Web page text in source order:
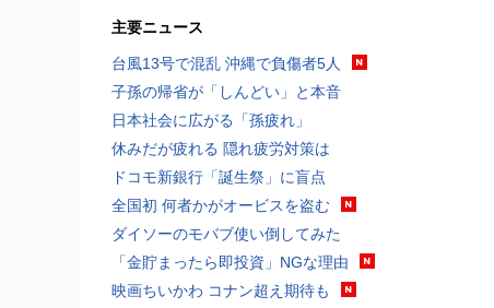
主要ニュース
台風13号で混乱 沖縄で負傷者5人
子孫の帰省が「しんどい」と本音
日本社会に広がる「孫疲れ」
休みだが疲れる 隠れ疲労対策は
ドコモ新銀行「誕生祭」に盲点
全国初 何者かがオービスを盗む
ダイソーのモバブ使い倒してみた
「金貯まったら即投資」NGな理由
映画ちいかわ コナン超え期待も